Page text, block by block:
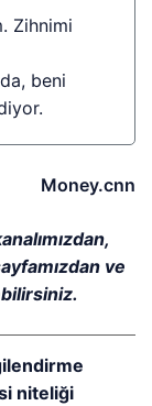
Zihnimi
beni
Money.cnn
ve
niteliği